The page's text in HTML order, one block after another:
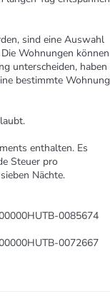
sind eine Auswahl
Wohnungen können
unterscheiden, haben
bestimmte Wohnung
enthalten. Es
Steuer pro
Nächte.
0085674
0072667